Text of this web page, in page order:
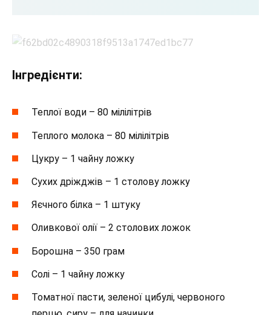
Інгредієнти:
Теплої води – 80 мілілітрів
Теплого молока – 80 мілілітрів
Цукру – 1 чайну ложку
Сухих дріжджів – 1 столову ложку
Яєчного білка – 1 штуку
Оливкової олії – 2 столових ложок
Борошна – 350 грам
Солі – 1 чайну ложку
Томатної пасти, зеленої цибулі, червоного